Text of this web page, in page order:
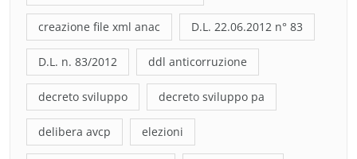
creazione file xml anac D.L. 22.06.2012 n° 83
D.L. n. 83/2012 ddl anticorruzione
decreto sviluppo decreto sviluppo pa
delibera avcp elezioni